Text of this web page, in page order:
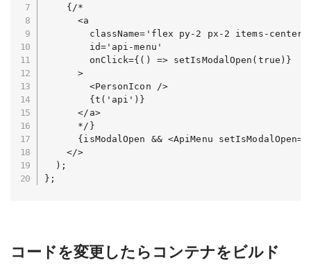
    {/*
      <a
className='flex py-2 px-2 items-center
        id='api-menu'
        onClick={() => setIsModalOpen(true)}
      >
        <PersonIcon />
        {t('api')}
      </a>
      */}
{isModalOpen && <ApiMenu
    </>
  );
};
コードを変更したらコンテナをビルド